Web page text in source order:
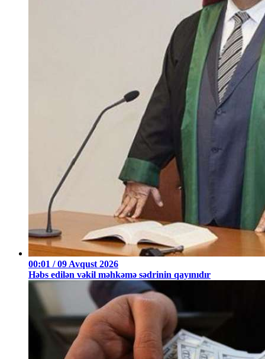
00:01 / 09 Avqust 2026
Həbs edilən vəkil məhkəmə sədrinin qayınıdır